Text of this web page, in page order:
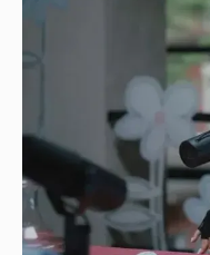
Певица Глюкоза
эротического